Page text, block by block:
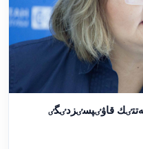
قاۋٸپسٸزدٸگٸ